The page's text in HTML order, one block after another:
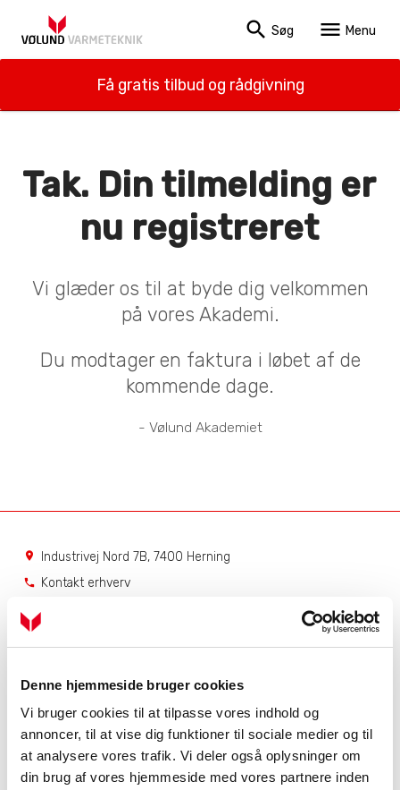
Denne hjemmeside bruger cookies
Vi bruger cookies til at tilpasse vores indhold og
annoncer, til at vise dig funktioner til sociale medier og til
at analysere vores trafik. Vi deler også oplysninger om
din brug af vores hjemmeside med vores partnere inden
search Søg menu Menu
Få gratis tilbud og rådgivning
Tak. Din tilmelding er
nu registreret
Vi glæder os til at byde dig velkommen
på vores Akademi.
Du modtager en faktura i løbet af de
kommende dage.
- Vølund Akademiet
location_on Industrivej Nord 7B, 7400 Herning
phone Kontakt erhverv
Service
Dit serviceabonnement
Bestil serviceabonnement
NIBE Uplink
Åbningstider